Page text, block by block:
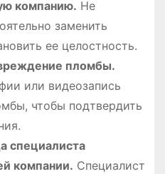
компанию. Не
заменить
ее целостность.
пломбы.
или видеозапись
чтобы подтвердить
специалиста
компании. Специалист